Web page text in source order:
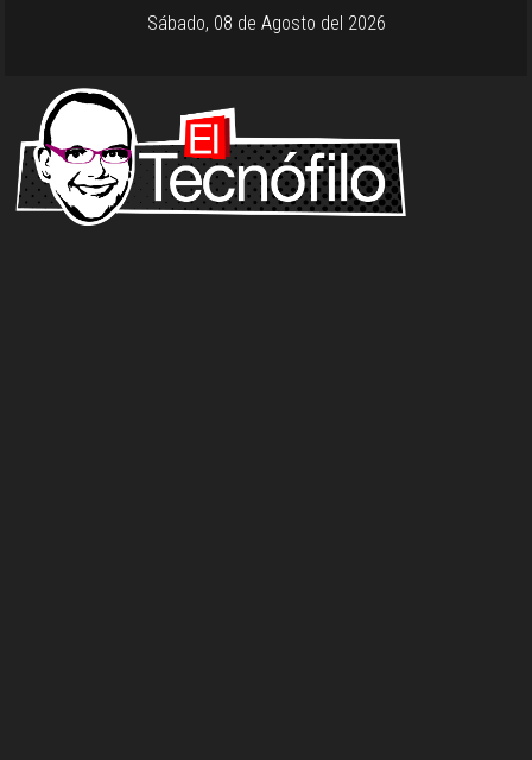
Sábado, 08 de Agosto del 2026